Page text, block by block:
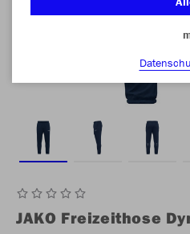
JAKO Freizeithose